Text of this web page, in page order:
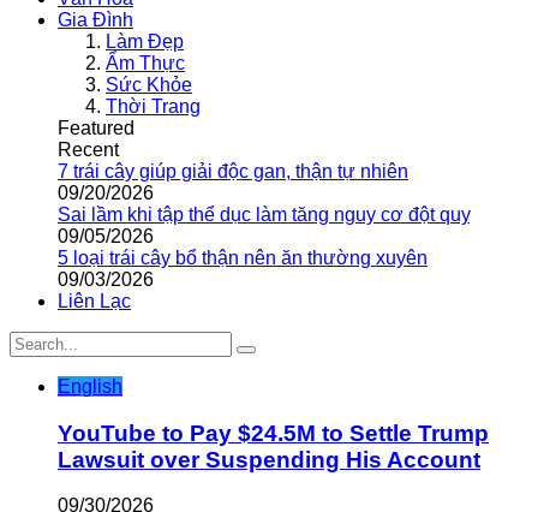
Gia Đình
Làm Đẹp
Ẩm Thực
Sức Khỏe
Thời Trang
Featured
Recent
7 trái cây giúp giải độc gan, thận tự nhiên
09/20/2026
Sai lầm khi tập thể dục làm tăng nguy cơ đột quỵ
09/05/2026
5 loại trái cây bổ thận nên ăn thường xuyên
09/03/2026
Liên Lạc
English
YouTube to Pay $24.5M to Settle Trump
Lawsuit over Suspending His Account
09/30/2026